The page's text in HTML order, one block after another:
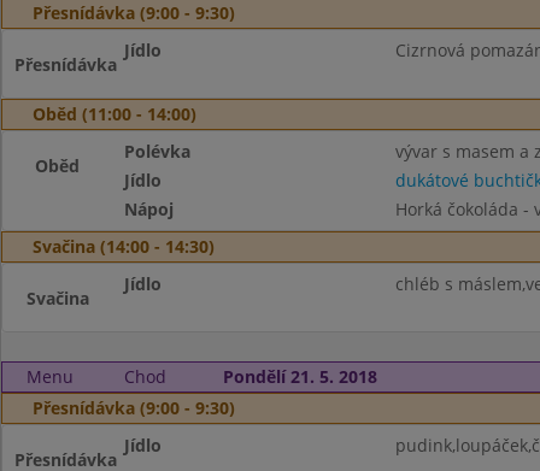
Přesnídávka (9:00 - 9:30)
Přesnídávka
Jídlo Cizrnová
Oběd (11:00 - 14:00)
Oběd
Polévka
vývar s masem a
Jídlo
dukátové
Nápoj
Horká čokoláda -
Svačina (14:00 - 14:30)
Svačina
Jídlo chléb s
Menu Chod
Pondělí 21. 5. 2018
Přesnídávka (9:00 - 9:30)
Přesnídávka
Jídlo